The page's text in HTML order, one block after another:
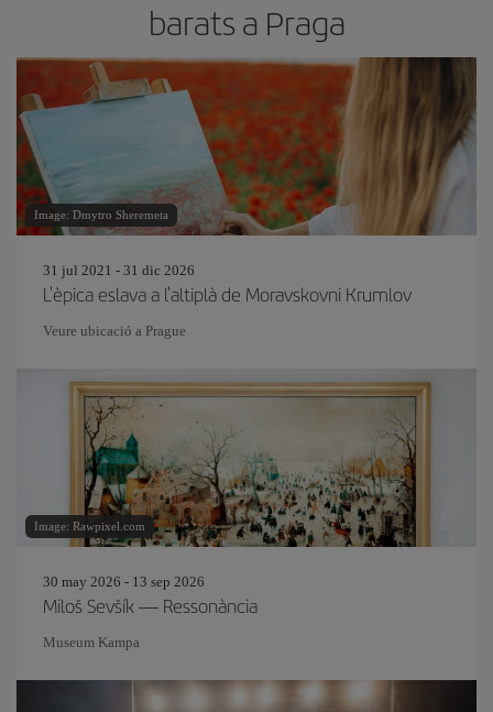
barats a Praga
Image: Dmytro Sheremeta
31 jul 2021 - 31 dic 2026
L'èpica eslava a l'altiplà de Moravskovni Krumlov
Veure ubicació a Prague
Image: Rawpixel.com
30 may 2026 - 13 sep 2026
Miloš Sevšík — Ressonància
Museum Kampa